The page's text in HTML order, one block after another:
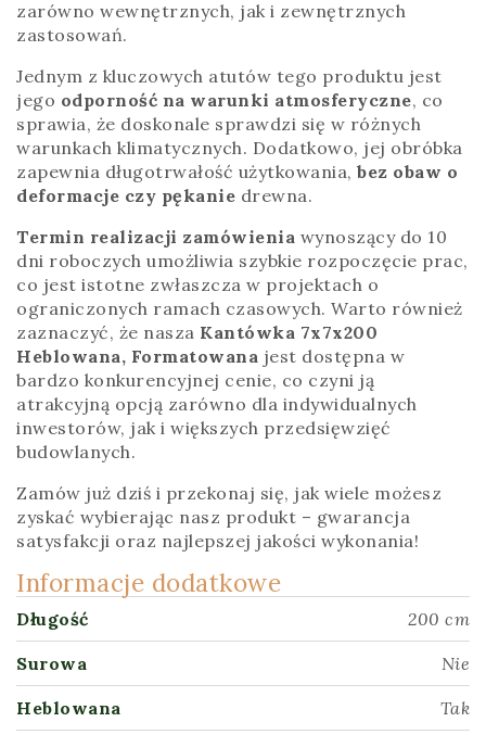
zarówno wewnętrznych, jak i zewnętrznych
zastosowań.
Jednym z kluczowych atutów tego produktu jest
jego odporność na warunki atmosferyczne, co
sprawia, że doskonale sprawdzi się w różnych
warunkach klimatycznych. Dodatkowo, jej obróbka
zapewnia długotrwałość użytkowania, bez obaw o
deformacje czy pękanie drewna.
Termin realizacji zamówienia wynoszący do 10
dni roboczych umożliwia szybkie rozpoczęcie prac,
co jest istotne zwłaszcza w projektach o
ograniczonych ramach czasowych. Warto również
zaznaczyć, że nasza Kantówka 7x7x200
Heblowana, Formatowana jest dostępna w
bardzo konkurencyjnej cenie, co czyni ją
atrakcyjną opcją zarówno dla indywidualnych
inwestorów, jak i większych przedsięwzięć
budowlanych.
Zamów już dziś i przekonaj się, jak wiele możesz
zyskać wybierając nasz produkt – gwarancja
satysfakcji oraz najlepszej jakości wykonania!
Informacje dodatkowe
Długość 200 cm
Surowa Nie
Heblowana Tak